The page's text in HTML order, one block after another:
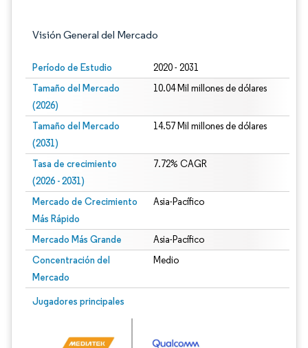
Visión General del Mercado
Período de Estudio 2020 - 2031
Tamaño del Mercado
(2026)
10.04 Mil millones de dólares
Tamaño del Mercado
(2031)
14.57 Mil millones de dólares
Tasa de crecimiento
(2026 - 2031)
7.72% CAGR
Mercado de Crecimiento
Más Rápido
Asia-Pacífico
Mercado Más Grande Asia-Pacífico
Concentración del
Mercado
Medio
Jugadores principales
Imagen © Mordor Intelligence. El uso requiere atribución según CC BY 4.0.